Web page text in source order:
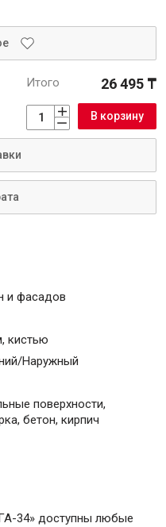
Итого 26 495 ₸
В корзину
и фасадов
кистью
Наружный
поверхности,
бетон, кирпич
34» доступны любые
отделочных работ